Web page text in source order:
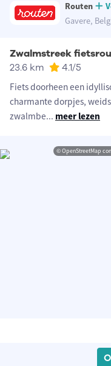
Routen
Gavere,
Zwalmstreek
23.6 km 4.1/5
Fiets doorheen een
charmante dorpjes,
zwalmbe... meer lezen
© OpenStreetMap